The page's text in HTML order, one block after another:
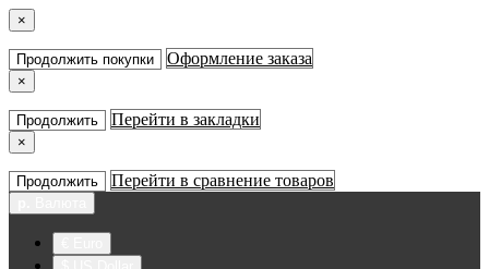
×
Продолжить покупки Оформление заказа
×
Продолжить Перейти в закладки
×
Продолжить Перейти в сравнение товаров